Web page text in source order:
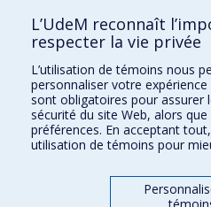
Kinésiologie et des sciences de
Orthophonie et audiologie
Réadaptation
Directions
DPC
CPASS
L’UdeM reconnaît
respecter la vie privée
L’utilisation de témoins nous
personnaliser votre
sont obligatoires pour assurer
sécurité du site Web, alors
préférences. En acceptant
utilisation de témoins pour